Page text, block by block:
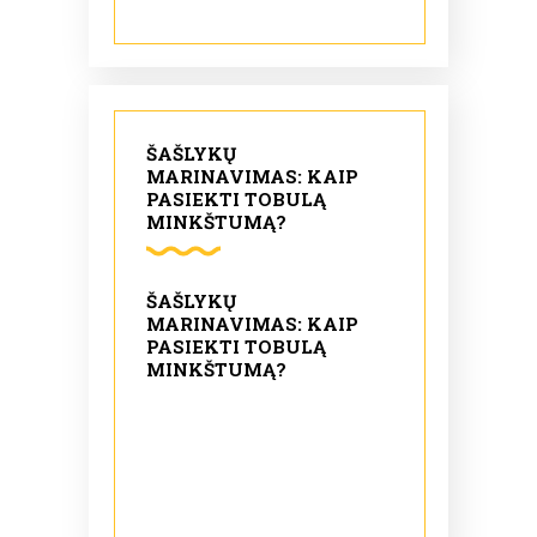
ŠAŠLYKŲ
MARINAVIMAS: KAIP
PASIEKTI TOBULĄ
MINKŠTUMĄ?
ŠAŠLYKŲ
MARINAVIMAS: KAIP
PASIEKTI TOBULĄ
MINKŠTUMĄ?